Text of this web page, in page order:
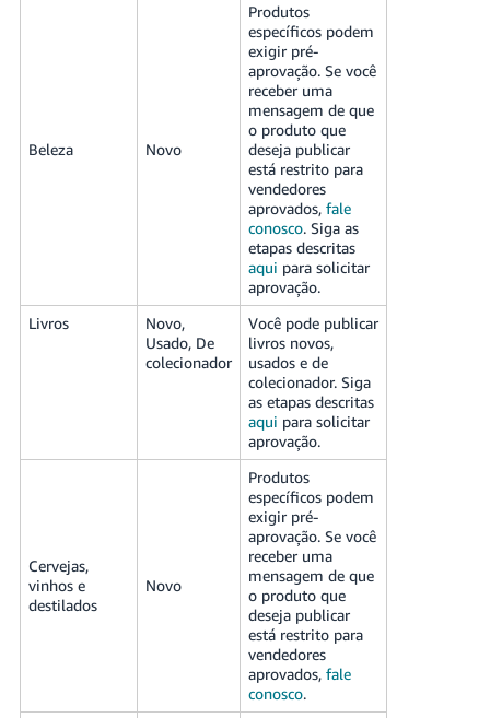
Beleza Novo
Produtos
específicos podem
exigir pré-
aprovação. Se você
receber uma
mensagem de que
o produto que
deseja publicar
está restrito para
vendedores
aprovados, fale
conosco. Siga as
etapas descritas
aqui para solicitar
aprovação.
Livros
Novo,
Usado, De
colecionador
Você pode publicar
livros novos,
usados e de
colecionador. Siga
as etapas descritas
aqui para solicitar
aprovação.
Cervejas,
vinhos e
destilados
Novo
Produtos
específicos podem
exigir pré-
aprovação. Se você
receber uma
mensagem de que
o produto que
deseja publicar
está restrito para
vendedores
aprovados, fale
conosco.